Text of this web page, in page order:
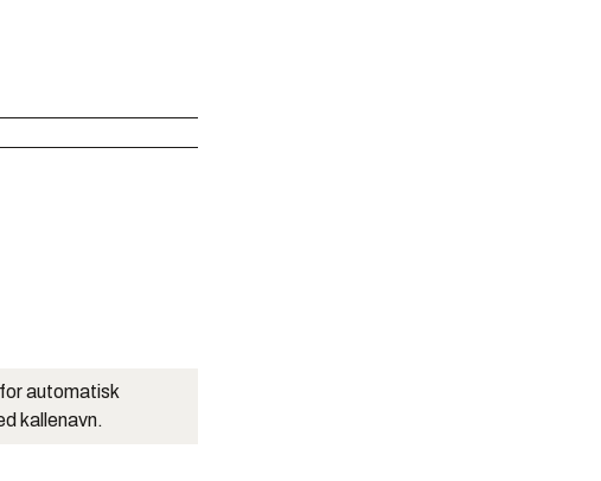
automatisk
kallenavn.